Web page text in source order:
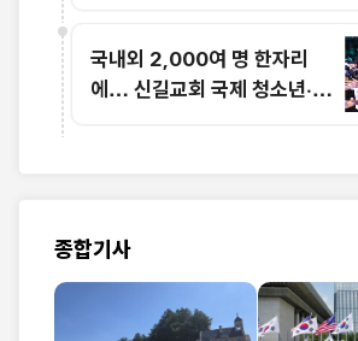
국내외 2,000여 명 한자리
에… 신길교회 국제 청소년·청
종합기사